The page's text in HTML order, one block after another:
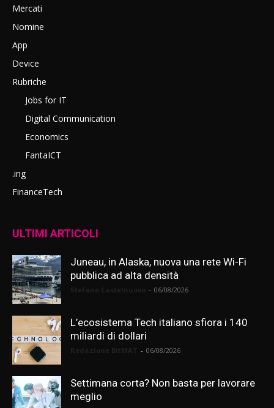
Mercati
Nomine
App
Device
Rubriche
Jobs for IT
Digital Communication
Economics
FantaICT
.ing
FinanceTech
ULTIMI ARTICOLI
Juneau, in Alaska, nuova una rete Wi-Fi
pubblica ad alta densità
- 06/08/2026
L’ecosistema Tech italiano sfiora i 140
miliardi di dollari
- 06/08/2026
Settimana corta? Non basta per lavorare
meglio